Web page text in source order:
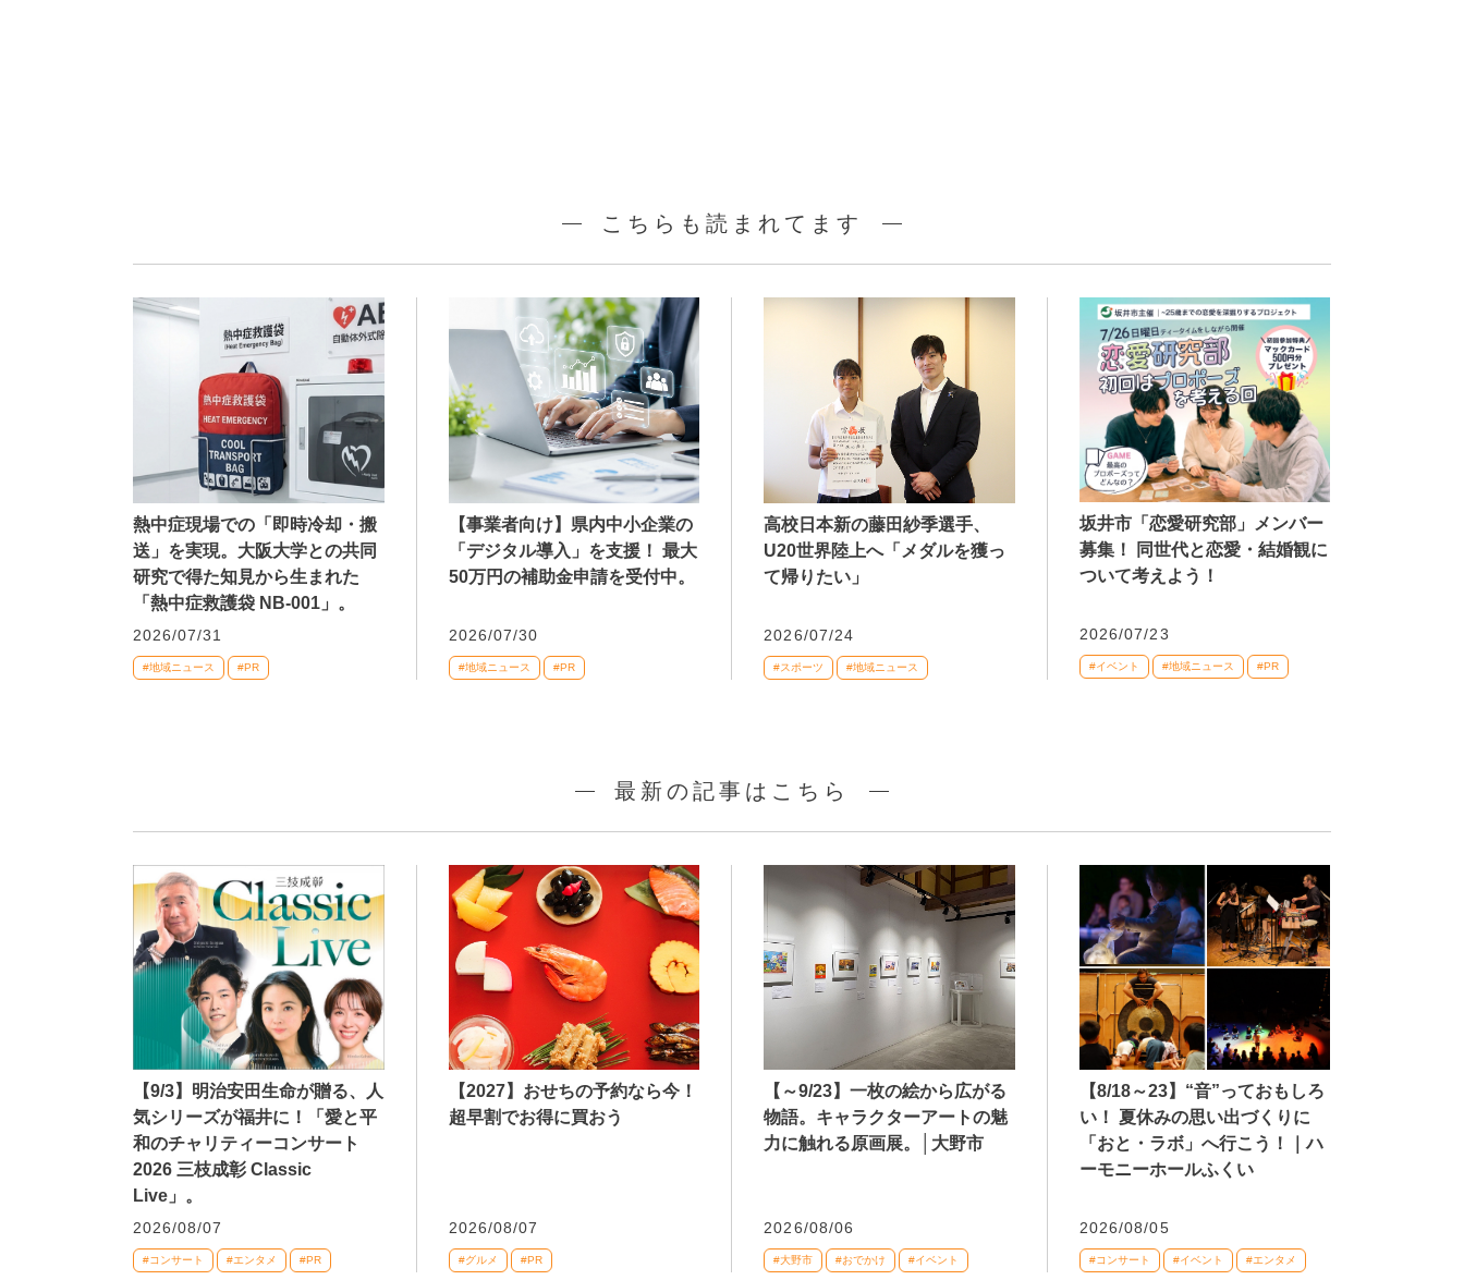
こちらも読まれてます
熱中症現場での「即時冷却・搬
送」を実現。大阪大学との共同
研究で得た知見から生まれた
「熱中症救護袋 NB-001」。
2026/07/31
#地域ニュース #PR
【事業者向け】県内中小企業の
「デジタル導入」を支援！ 最大
50万円の補助金申請を受付中。
2026/07/30
#地域ニュース #PR
高校日本新の藤田紗季選手、
U20世界陸上へ「メダルを獲っ
て帰りたい」
2026/07/24
#スポーツ #地域ニュース
坂井市「恋愛研究部」メンバー
募集！ 同世代と恋愛・結婚観に
ついて考えよう！
2026/07/23
#イベント #地域ニュース #PR
最新の記事はこちら
【9/3】明治安田生命が贈る、人
気シリーズが福井に！「愛と平
和のチャリティーコンサート
2026 三枝成彰 Classic
Live」。
2026/08/07
#コンサート #エンタメ #PR
【2027】おせちの予約なら今！
超早割でお得に買おう
2026/08/07
#グルメ #PR
【～9/23】一枚の絵から広がる
物語。キャラクターアートの魅
力に触れる原画展。│大野市
2026/08/06
#大野市 #おでかけ #イベント
【8/18～23】“音”っておもしろ
い！ 夏休みの思い出づくりに
「おと・ラボ」へ行こう！｜ハ
ーモニーホールふくい
2026/08/05
#コンサート #イベント #エンタメ